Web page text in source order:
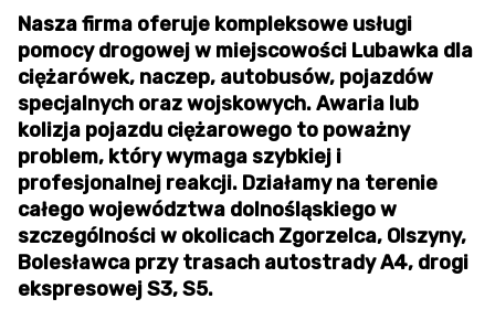
Nasza firma oferuje kompleksowe usługi
pomocy drogowej w miejscowości Lubawka dla
ciężarówek, naczep, autobusów, pojazdów
specjalnych oraz wojskowych. Awaria lub
kolizja pojazdu ciężarowego to poważny
problem, który wymaga szybkiej i
profesjonalnej reakcji. Działamy na terenie
całego województwa dolnośląskiego w
szczególności w okolicach Zgorzelca, Olszyny,
Bolesławca przy trasach autostrady A4, drogi
ekspresowej S3, S5.